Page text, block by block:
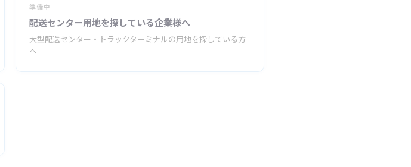
準備中
配送センター用地を探している企業様へ
大型配送センター・トラックターミナルの用地を探している方
へ